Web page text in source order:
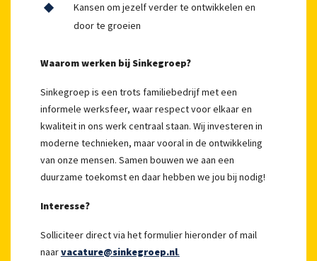
Kansen om jezelf verder te ontwikkelen en
door te groeien
Waarom werken bij Sinkegroep?
Sinkegroep is een trots familiebedrijf met een
informele werksfeer, waar respect voor elkaar en
kwaliteit in ons werk centraal staan. Wij investeren in
moderne technieken, maar vooral in de ontwikkeling
van onze mensen. Samen bouwen we aan een
duurzame toekomst en daar hebben we jou bij nodig!
Interesse?
Solliciteer direct via het formulier hieronder of mail
naarvacature@sinkegroep.nl.